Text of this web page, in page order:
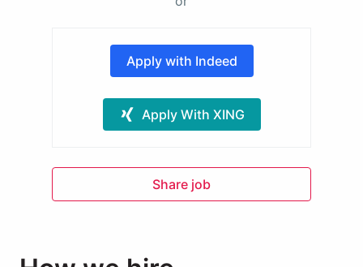
Apply with Indeed
Apply With XING
Share job